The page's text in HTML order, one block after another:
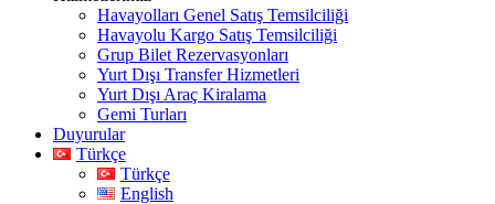
Havayolları Genel Satış Temsilciliği
Havayolu Kargo Satış Temsilciliği
Grup Bilet Rezervasyonları
Yurt Dışı Transfer Hizmetleri
Yurt Dışı Araç Kiralama
Gemi Turları
Duyurular
Türkçe
Türkçe
English